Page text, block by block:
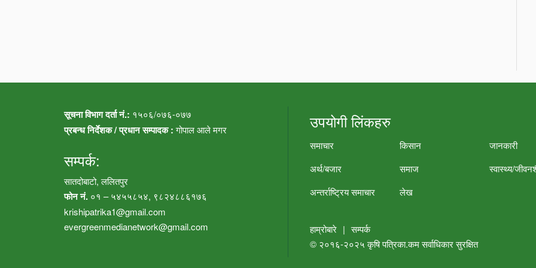
सूचना विभाग दर्ता नं.: १५०६/०७६-०७७
प्रबन्ध निर्देशक / प्रधान सम्पादक :गोपाल आले मगर
सम्पर्क:
सातदोबाटो, ललितपुर
फोन नं. ०१ – ५४५५८५४, ९८२४८८६१७६
krishipatrika1@gmail.com
evergreenmedianetwork@gmail.com
उपयोगी लिंकहरु
समाचार किसान
जानकारी
अर्थ/बजार
समाज
स्वास्थ्य/
अन्तर्राष्ट्रिय समाचार
लेख
हाम्रोबारे | सम्पर्क
© २०१६-२०२५कृषि पत्रिका.कमसर्वाधिकार सुरक्षित